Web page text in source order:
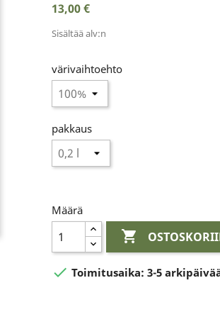
13,00 €
Sisältää alv:n
värivaihtoehto
pakkaus
Määrä

 Toimitusaika: 3-5